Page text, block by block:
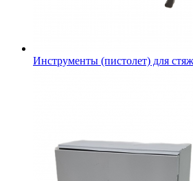
Инструменты (пистолет) для